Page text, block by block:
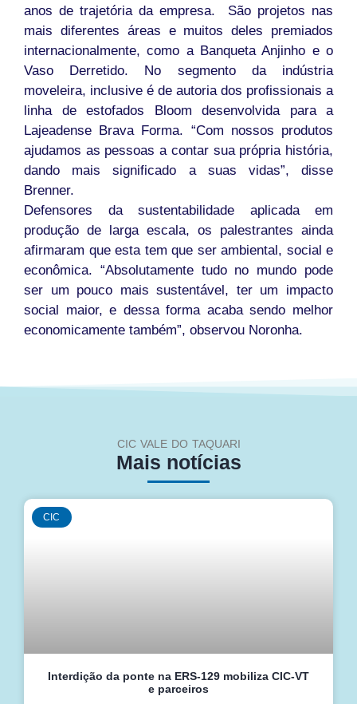
anos de trajetória da empresa. São projetos nas
mais diferentes áreas e muitos deles premiados
internacionalmente, como a Banqueta Anjinho e o
Vaso Derretido. No segmento da indústria
moveleira, inclusive é de autoria dos profissionais a
linha de estofados Bloom desenvolvida para a
Lajeadense Brava Forma. “Com nossos produtos
ajudamos as pessoas a contar sua própria história,
dando mais significado a suas vidas”, disse
Brenner.
Defensores da sustentabilidade aplicada em
produção de larga escala, os palestrantes ainda
afirmaram que esta tem que ser ambiental, social e
econômica. “Absolutamente tudo no mundo pode
ser um pouco mais sustentável, ter um impacto
social maior, e dessa forma acaba sendo melhor
economicamente também”, observou Noronha.
CIC VALE DO TAQUARI
Mais notícias
CIC
Interdição da ponte na ERS-129 mobiliza CIC-VT
e parceiros